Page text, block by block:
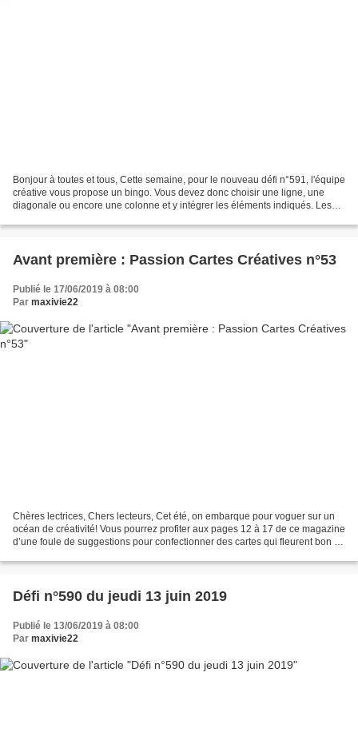
Bonjour à toutes et tous, Cette semaine, pour le nouveau défi n°591, l'équipe
créative vous propose un bingo. Vous devez donc choisir une ligne, une
diagonale ou encore une colonne et y intégrer les éléments indiqués. Les
Avant première : Passion Cartes Créatives n°53
Publié le 17/06/2019 à 08:00
Par maxivie22
Chères lectrices, Chers lecteurs, Cet été, on embarque pour voguer sur un
océan de créativité! Vous pourrez profiter aux pages 12 à 17 de ce magazine
d’une foule de suggestions pour confectionner des cartes qui fleurent bon le
Défi n°590 du jeudi 13 juin 2019
Publié le 13/06/2019 à 08:00
Par maxivie22